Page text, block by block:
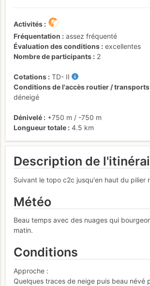
Activités
Fréquentation
assez fréquenté
Évaluation des conditions
excellentes
Nombre de participants
2
Cotations TD- II
Conditions de l'accès routier /
déneigé
Dénivelé +750 m / -750 m
Longueur totale
4.5 km
Description de
Suivant le topo c2c jusqu'en haut du pilier
Météo
Beau temps avec des nuages qui
matin.
Conditions
Approche :
Quelques traces de neige puis beau névé